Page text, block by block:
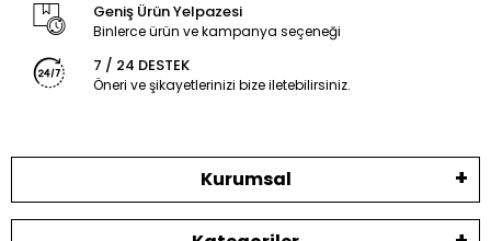
Uzun süreli avlarda kolu yormayan, tüy gibi hafif yapıya
sahiptir. Rüzgarlı havalarda eğilmeyi en aza indiren sert
🪵 Fiber Göl Kamışları
Esnekliği ve yüksek kırılma direnci ile öne çıkar. Hobi amaçlı
hafta sonu balıkçıları ve çocuklar için en uygun maliyetli,
Geniş Ürün Yelpazesi
Binlerce ürün ve kampanya seçeneği
7 / 24 DESTEK
Öneri ve şikayetlerinizi bize iletebilirsiniz.
Kurumsal